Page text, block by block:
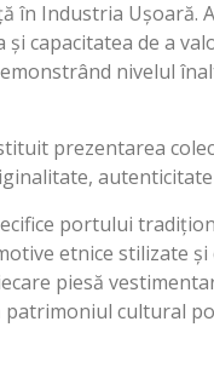
în Industria Ușoară.
capacitatea de a
nivelul
prezentarea
portului
etnice stilizate și
piesă
cultural